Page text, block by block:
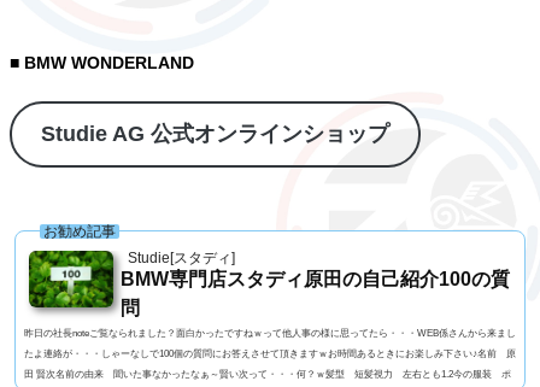
■ BMW WONDERLAND
Studie AG 公式オンラインショップ
Studie[スタディ]
お勧め記事
BMW専門店スタディ原田の自己紹介100の質
問
昨日の社長noteご覧なられました？面白かったですねｗって他人事の様に思ってたら・・・WEB係さんから来まし
たよ連絡が・・・しゃーなしで100個の質問にお答えさせて頂きますｗお時間あるときにお楽しみ下さい♪名前 原
田 賢次名前の由来 聞いた事なかったなぁ～賢い次って・・・何？ｗ髪型 短髪視力 左右とも1.2今の服装 ポ